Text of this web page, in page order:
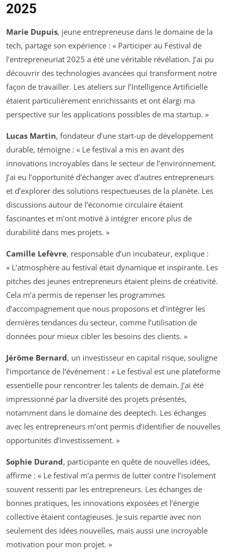
2025
Marie Dupuis, jeune entrepreneuse dans le domaine de la
tech, partage son expérience : « Participer au Festival de
l’entrepreneuriat 2025 a été une véritable révélation. J’ai pu
découvrir des technologies avancées qui transforment notre
façon de travailler. Les ateliers sur l’Intelligence Artificielle
étaient particulièrement enrichissants et ont élargi ma
perspective sur les applications possibles de ma startup. »
Lucas Martin, fondateur d’une start-up de développement
durable, témoigne : « Le festival a mis en avant des
innovations incroyables dans le secteur de l’environnement.
J’ai eu l’opportunité d’échanger avec d’autres entrepreneurs
et d’explorer des solutions respectueuses de la planète. Les
discussions autour de l’économie circulaire étaient
fascinantes et m’ont motivé à intégrer encore plus de
durabilité dans mes projets. »
Camille Lefèvre, responsable d’un incubateur, explique :
« L’atmosphère au festival était dynamique et inspirante. Les
pitches des jeunes entrepreneurs étaient pleins de créativité.
Cela m’a permis de repenser les programmes
d’accompagnement que nous proposons et d’intégrer les
dernières tendances du secteur, comme l’utilisation de
données pour mieux cibler les besoins des clients. »
Jérôme Bernard, un investisseur en capital risque, souligne
l’importance de l’événement : « Le festival est une plateforme
essentielle pour rencontrer les talents de demain. J’ai été
impressionné par la diversité des projets présentés,
notamment dans le domaine des deeptech. Les échanges
avec les entrepreneurs m’ont permis d’identifier de nouvelles
opportunités d’investissement. »
Sophie Durand, participante en quête de nouvelles idées,
affirme : « Le festival m’a permis de lutter contre l’isolement
souvent ressenti par les entrepreneurs. Les échanges de
bonnes pratiques, les innovations exposées et l’énergie
collective étaient contagieuses. Je suis repartie avec non
seulement des idées nouvelles, mais aussi une incroyable
motivation pour mon projet. »